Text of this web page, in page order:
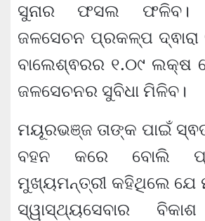
ସୁନାର ଫସଲ ଫଳିବ।
ଜଳସେଚନ ପ୍ରକଳ୍ପ
ବାଲେଶ୍ଵରର ୧.୦୯ ଲକ୍ଷ
ଜଳସେଚନର ସୁବିଧା ମିଳିବ।
ମୟୂରଭଞ୍ଜ ତାଙ୍କ ପାଇଁ
ବହନ କରେ ବୋଲି
ମୁଖ୍ୟମନ୍ତ୍ରୀ କହିଥିଲେ
ସ୍ୱାସ୍ଥ୍ୟସେବାର